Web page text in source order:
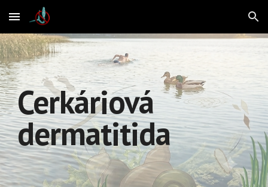
Skip to main content Skip to navigation
Cerkáriová
dermatitida